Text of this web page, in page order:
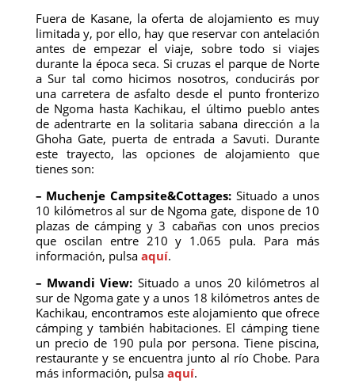
Fuera de Kasane, la oferta de alojamiento es muy
limitada y, por ello, hay que reservar con antelación
antes de empezar el viaje, sobre todo si viajes
durante la época seca. Si cruzas el parque de Norte
a Sur tal como hicimos nosotros, conducirás por
una carretera de asfalto desde el punto fronterizo
de Ngoma hasta Kachikau, el último pueblo antes
de adentrarte en la solitaria sabana dirección a la
Ghoha Gate, puerta de entrada a Savuti. Durante
este trayecto, las opciones de alojamiento que
tienes son:
– Muchenje Campsite&Cottages: Situado a unos
10 kilómetros al sur de Ngoma gate, dispone de 10
plazas de cámping y 3 cabañas con unos precios
que oscilan entre 210 y 1.065 pula. Para más
información, pulsa aquí.
– Mwandi View: Situado a unos 20 kilómetros al
sur de Ngoma gate y a unos 18 kilómetros antes de
Kachikau, encontramos este alojamiento que ofrece
cámping y también habitaciones. El cámping tiene
un precio de 190 pula por persona. Tiene piscina,
restaurante y se encuentra junto al río Chobe. Para
más información, pulsa aquí.